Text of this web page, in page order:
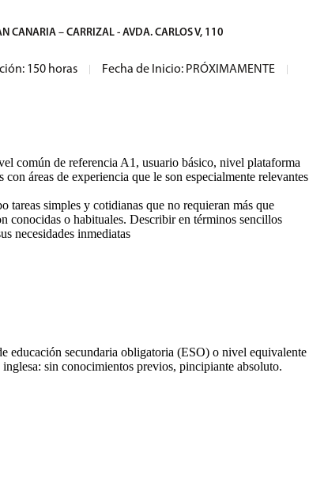
CANARIA – CARRIZAL - AVDA. CARLOS V, 110
150 horas
Fecha de Inicio: PRÓXIMAMENTE
común de referencia A1, usuario básico, nivel plataforma
áreas de experiencia que le son especialmente relevantes
tareas simples y cotidianas que no requieran más que
conocidas o habituales. Describir en términos sencillos
necesidades inmediatas
educación secundaria obligatoria (ESO) o nivel equivalente
sin conocimientos previos, pincipiante absoluto.